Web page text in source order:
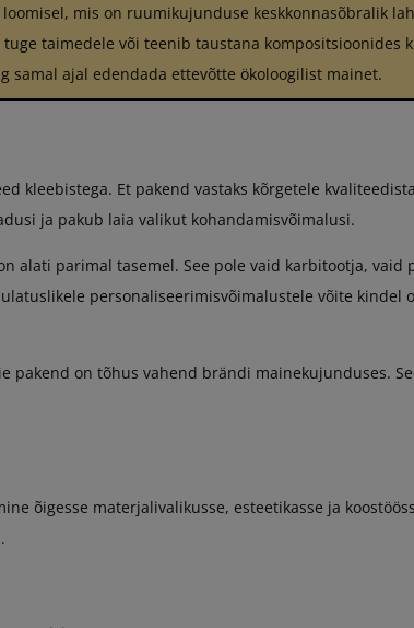
mis on ruumikujunduse keskkonnasõbralik
taimedele või teenib taustana kompositsioonides
samal ajal edendada ettevõtte ökoloogilist mainet.
kleebistega. Et pakend vastaks kõrgetele
ja pakub laia valikut kohandamisvõimalusi.
alati parimal tasemel. See pole vaid karbitootja,
personaliseerimisvõimalustele võite kindel
pakend on tõhus vahend brändi mainekujunduses.
õigesse materjalivalikusse, esteetikasse ja